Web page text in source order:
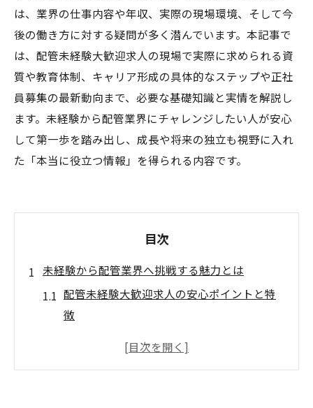
は、業界の仕事内容や年収、実際の現場環境、そして今
後の働き方に対する疑問が多く潜んでいます。本記事で
は、配管未経験大歓迎求人の現場で実際に求められる資
質や教育体制、キャリア形成の具体的なステップや正社
員募集の最新動向まで、必要な基礎知識と実情を解説し
ます。未経験から配管業界にチャレンジしたい人が安心
して第一歩を踏み出し、成長や将来の独立も視野に入れ
た「本当に役立つ情報」を得られる内容です。
目次
未経験から配管業界へ挑戦する魅力とは
配管未経験大歓迎求人の安心ポイントと特
徴
正社員募集で実現する配管業界デビューの